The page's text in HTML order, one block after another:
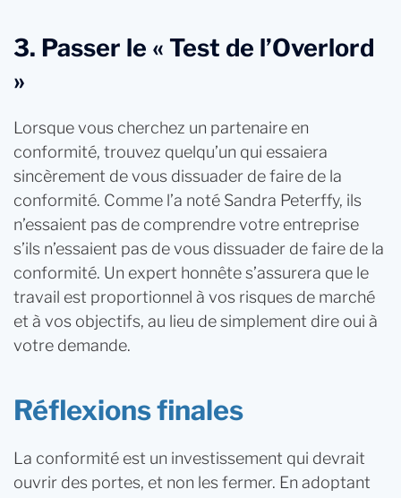
3. Passer le « Test de l’Overlord
»
Lorsque vous cherchez un partenaire en
conformité, trouvez quelqu’un qui essaiera
sincèrement de vous dissuader de faire de la
conformité. Comme l’a noté Sandra Peterffy, ils
n’essaient pas de comprendre votre entreprise
s’ils n’essaient pas de vous dissuader de faire de la
conformité. Un expert honnête s’assurera que le
travail est proportionnel à vos risques de marché
et à vos objectifs, au lieu de simplement dire oui à
votre demande.
Réflexions finales
La conformité est un investissement qui devrait
ouvrir des portes, et non les fermer. En adoptant